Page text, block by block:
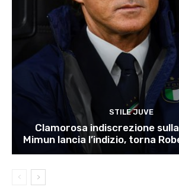
STILE JUVE
Clamorosa indiscrezione
Mimun lancia l’indizio, torna